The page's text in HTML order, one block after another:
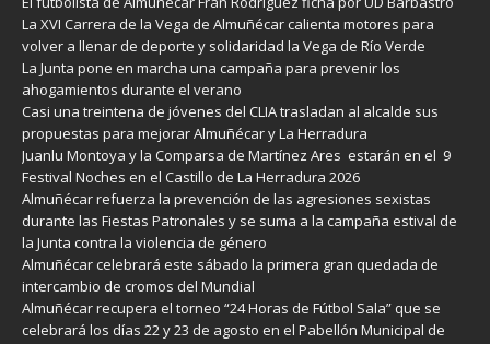
La XVI Carrera de la Vega de Almuñécar calienta motores para
volver a llenar de deporte y solidaridad la Vega de Río Verde
La Junta pone en marcha una campaña para prevenir los
ahogamientos durante el verano
Casi una treintena de jóvenes del CLIA trasladan al alcalde sus
propuestas para mejorar Almuñécar y La Herradura
Juanlu Montoya y la Comparsa de Martínez Ares estarán en el 9
Festival Noches en el Castillo de La Herradura 2026
Almuñécar refuerza la prevención de las agresiones sexistas
durante las Fiestas Patronales y se suma a la campaña estival de
la Junta contra la violencia de género
Almuñécar celebrará este sábado la primera gran quedada de
intercambio de cromos del Mundial
Almuñécar recupera el torneo “24 Horas de Fútbol Sala” que se
celebrará los días 22 y 23 de agosto en el Pabellón Municipal de